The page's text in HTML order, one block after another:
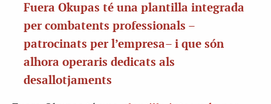
Fuera Okupas té una plantilla integrada
per combatents professionals –
patrocinats per l’empresa– i que són
alhora operaris dedicats als
desallotjaments